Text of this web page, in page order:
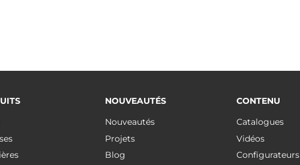
NOUVEAUTÉS
Nouveautés
Projets
Blog
CONTENU
Catalogues
Vidéos
Configurateurs